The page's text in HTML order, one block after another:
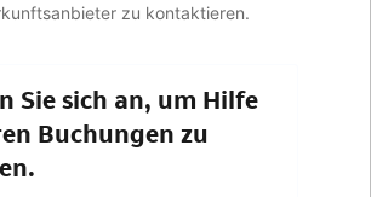
zu kontaktieren.
Sie sich an, um Hilfe
Buchungen zu